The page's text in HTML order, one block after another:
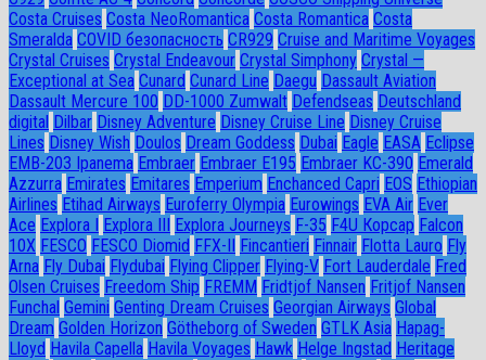
Costa Cruises Costa NeoRomantica Costa Romantica Costa
Smeralda COVID безопасность CR929 Cruise and Maritime Voyages
Crystal Cruises Crystal Endeavour Crystal Simphony Crystal —
Exceptional at Sea Cunard Cunard Line Daegu Dassault Aviation
Dassault Mercure 100 DD-1000 Zumwalt Defendseas Deutschland
digital Dilbar Disney Adventure Disney Cruise Line Disney Cruise
Lines Disney Wish Doulos Dream Goddess Dubai Eagle EASA Eclipse
EMB-203 Ipanema Embraer Embraer E195 Embraer KC-390 Emerald
Azzurra Emirates Emitares Emperium Enchanced Capri EOS Ethiopian
Airlines Etihad Airways Euroferry Olympia Eurowings EVA Air Ever
Ace Explora I Explora III Explora Journeys F-35 F4U Корсар Falcon
10X FESCO FESCO Diomid FFX-II Fincantieri Finnair Flotta Lauro Fly
Arna Fly Dubai Flydubai Flying Clipper Flying-V Fort Lauderdale Fred
Olsen Cruises Freedom Ship FREMM Fridtjof Nansen Fritjof Nansen
Funchal Gemini Genting Dream Cruises Georgian Airways Global
Dream Golden Horizon Götheborg of Sweden GTLK Asia Hapag-
Lloyd Havila Capella Havila Voyages Hawk Helge Ingstad Heritage